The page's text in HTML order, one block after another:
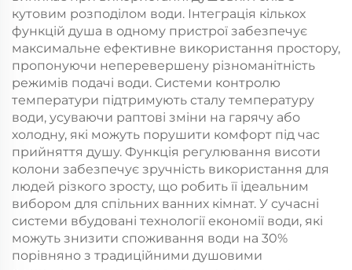
кутовим розподілом води. Інтеграція кількох
функцій душа в одному пристрої забезпечує
максимальне ефективне використання простору,
пропонуючи неперевершену різноманітність
режимів подачі води. Системи контролю
температури підтримують сталу температуру
води, усуваючи раптові зміни на гарячу або
холодну, які можуть порушити комфорт під час
прийняття душу. Функція регулювання висоти
колони забезпечує зручність використання для
людей різкого зросту, що робить її ідеальним
вибором для спільних ванних кімнат. У сучасні
системи вбудовані технології економії води, які
можуть знизити споживання води на 30%
порівняно з традиційними душовими